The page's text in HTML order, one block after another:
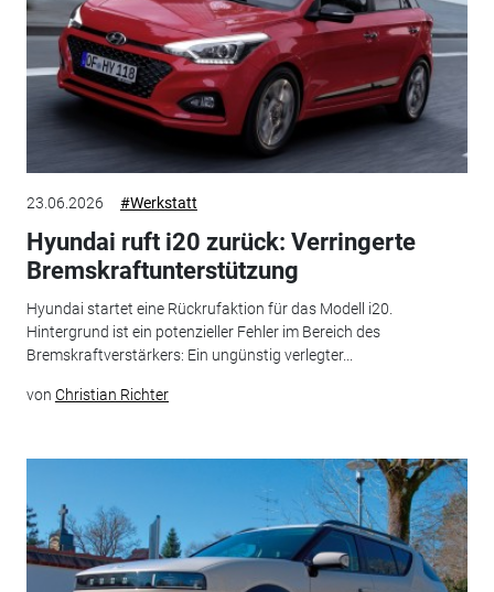
23.06.2026 #Werkstatt
Hyundai ruft i20 zurück: Verringerte
Bremskraftunterstützung
Hyundai startet eine Rückrufaktion für das Modell i20.
Hintergrund ist ein potenzieller Fehler im Bereich des
Bremskraftverstärkers: Ein ungünstig verlegter...
von Christian Richter